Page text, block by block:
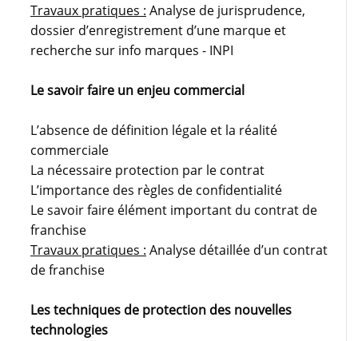
Travaux pratiques : Analyse de jurisprudence,
dossier d’enregistrement d’une marque et
recherche sur info marques - INPI
Le savoir faire un enjeu commercial
L’absence de définition légale et la réalité
commerciale
La nécessaire protection par le contrat
L’importance des règles de confidentialité
Le savoir faire élément important du contrat de
franchise
Travaux pratiques : Analyse détaillée d’un contrat
de franchise
Les techniques de protection des nouvelles
technologies